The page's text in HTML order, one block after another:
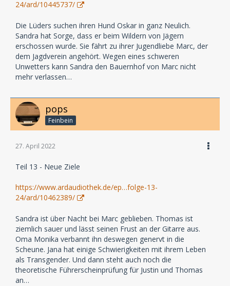
24/ard/10445737/
Die Lüders suchen ihren Hund Oskar in ganz Neulich.
Sandra hat Sorge, dass er beim Wildern von Jägern
erschossen wurde. Sie fährt zu ihrer Jugendliebe Marc, der
dem Jagdverein angehört. Wegen eines schweren
Unwetters kann Sandra den Bauernhof von Marc nicht
mehr verlassen…
pops
Feinbein
27. April 2022
Teil 13 - Neue Ziele
https://www.ardaudiothek.de/ep…folge-13-
24/ard/10462389/
Sandra ist über Nacht bei Marc geblieben. Thomas ist
ziemlich sauer und lässt seinen Frust an der Gitarre aus.
Oma Monika verbannt ihn deswegen genervt in die
Scheune. Jana hat einige Schwierigkeiten mit ihrem Leben
als Transgender. Und dann steht auch noch die
theoretische Führerscheinprüfung für Justin und Thomas
an…